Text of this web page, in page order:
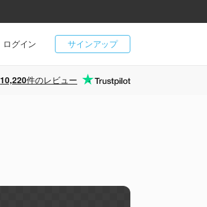
サインアップ
ログイン
10,220件のレビュー